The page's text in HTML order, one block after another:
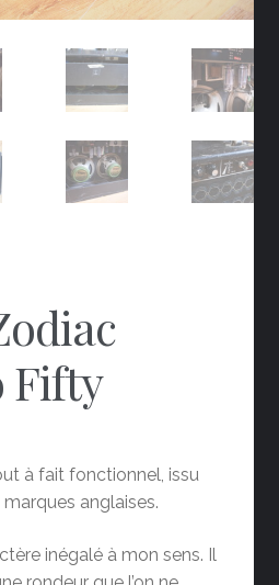
Fifty
à fait fonctionnel, issu
marques anglaises.
inégalé à mon sens. Il